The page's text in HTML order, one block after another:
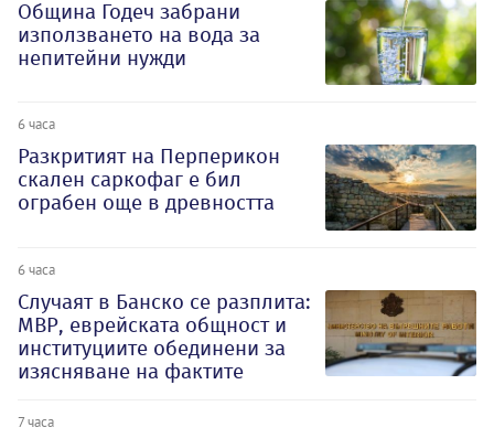
Община Годеч забрани
използването на вода за
непитейни нужди
6 часа
Разкритият на Перперикон
скален саркофаг е бил
ограбен още в древността
6 часа
Случаят в Банско се разплита:
МВР, еврейската общност и
институциите обединени за
изясняване на фактите
7 часа